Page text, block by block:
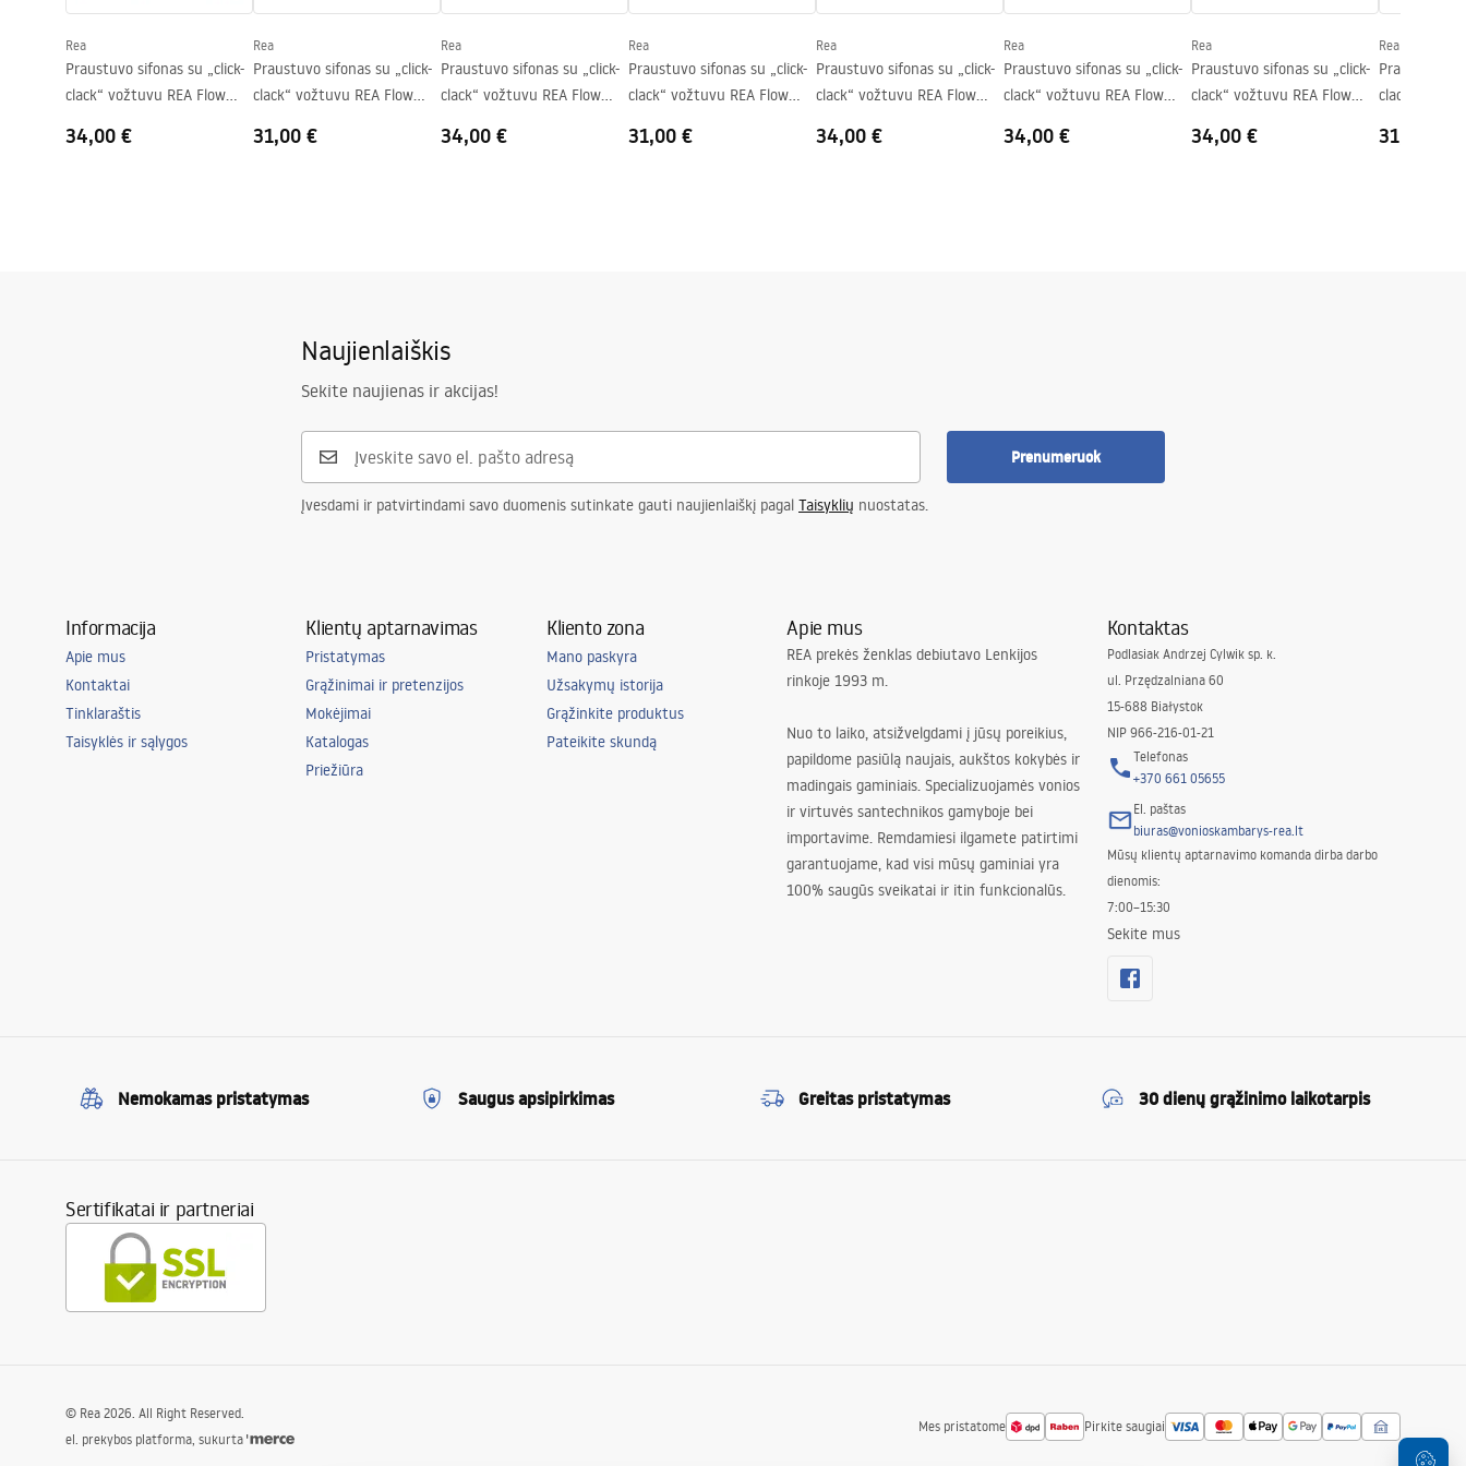
Skylė baterijom
Ne
Perpildymo anga
Rea
Praustuvo sifonas su „click-
clack“ vožtuvu REA Flow
34,00 €
Rea
Praustuvo sifonas su „click-
clack“ vožtuvu REA Flow
31,00 €
Rea
Praustuvo sifonas su „click-
clack“ vožtuvu REA Flow
34,00 €
Rea
Praustuvo sifonas su „click-
clack“ vožtuvu REA Flow
31,00 €
Rea
Praustuvo sifonas su „click-
clack“ vožtuvu REA Flow
34,00 €
Rea
Praustuvo sifonas su „click-
clack“ vožtuvu REA Flow
34,00 €
Rea
Praustuvo sifonas su „click-
clack“ vožtuvu REA Flow
34,00 €
Rea
Praustuvo
clack“
31,00 €
Naujienlaiškis
Sekite naujienas ir akcijas!
Prenumeruok
Įvesdami ir patvirtindami savo duomenis sutinkate gauti naujienlaiškį pagal Taisyklių nuostatas.
Informacija
Apie mus
Kontaktai
Tinklaraštis
Taisyklės ir sąlygos
Klientų aptarnavimas
Pristatymas
Grąžinimai ir pretenzijos
Mokėjimai
Katalogas
Priežiūra
Kliento zona
Mano paskyra
Užsakymų istorija
Grąžinkite produktus
Pateikite skundą
Apie mus
REA prekės ženklas debiutavo Lenkijos
rinkoje 1993 m.
Nuo to laiko, atsižvelgdami į jūsų poreikius,
papildome pasiūlą naujais, aukštos kokybės ir
madingais gaminiais. Specializuojamės vonios
ir virtuvės santechnikos gamyboje bei
importavime. Remdamiesi ilgamete patirtimi
garantuojame, kad visi mūsų gaminiai yra
100% saugūs sveikatai ir itin funkcionalūs.
Kontaktas
Podlasiak Andrzej Cylwik sp. k.
ul. Przędzalniana 60
15-688 Białystok
NIP 966-216-01-21
Telefonas
+370 661 05655
El. paštas
biuras@vonioskambarys-rea.lt
Mūsų klientų aptarnavimo komanda dirba darbo
dienomis:
7:00–15:30
Sekite mus
Nemokamas pristatymas Saugus apsipirkimas Greitas pristatymas 30 dienų grąžinimo laikotarpis
Sertifikatai ir partneriai
Mes pristatome Pirkite saugiai
© Rea 2026. All Right Reserved.
el. prekybos platforma, sukurta